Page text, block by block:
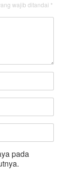
wajib ditandai *
pada